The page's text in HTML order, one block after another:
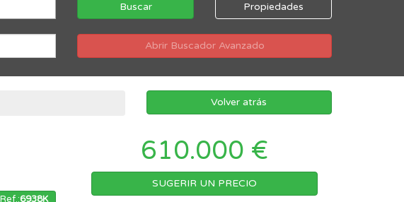
Buscar Propiedades
Abrir Buscador Avanzado
Volver atrás
Ref.:6938K
610.000 €
SUGERIR UN PRECIO